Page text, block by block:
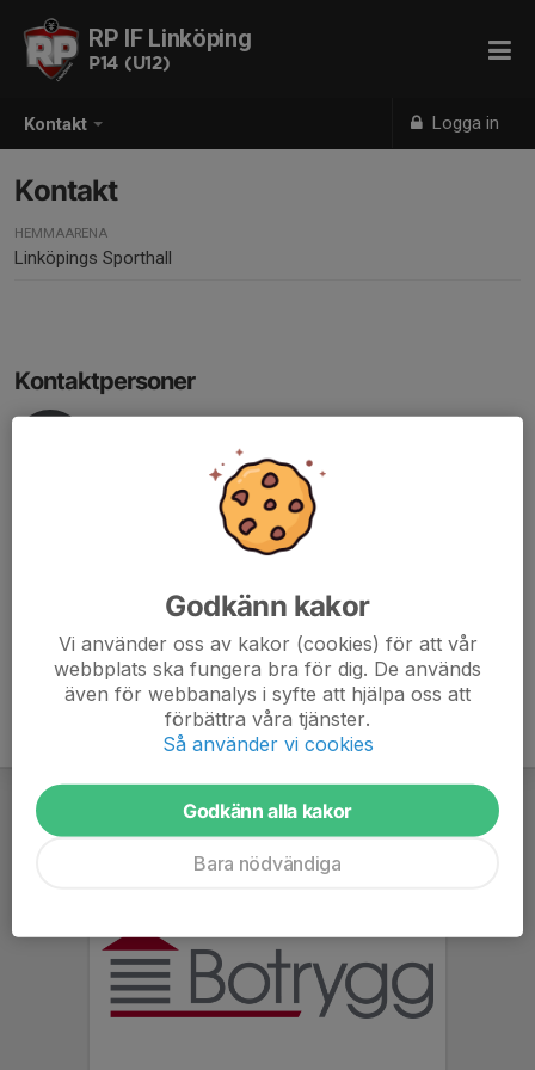
Kontakt Logga in
RP IF Linköping
P14 (U12)
Kontakt
HEMMAARENA
Linköpings Sporthall
Kontaktpersoner
Rickard Rydén
rickardryden@yahoo.se
073-418 75 65Godkänn kakor
Vi använder oss av kakor (cookies) för att vår
webbplats ska fungera bra för dig. De används
även för webbanalys i syfte att hjälpa oss att
förbättra våra tjänster.
Så använder vi cookies
Godkänn alla kakor
Bara nödvändiga